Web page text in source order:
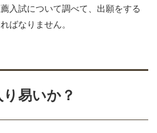
入試について調べて、出願をする
ばなりません。
易いか？